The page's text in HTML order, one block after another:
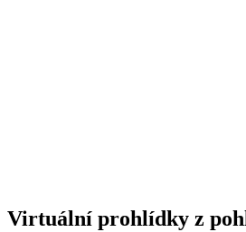
Virtuální prohlídky z